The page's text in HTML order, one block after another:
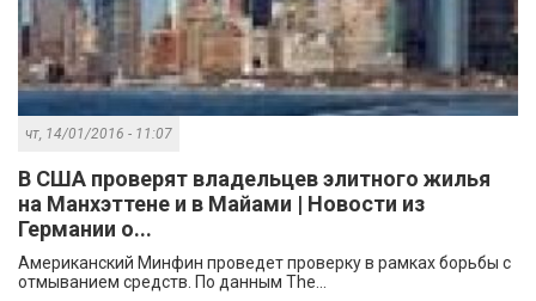
чт, 14/01/2016 - 11:07
В США проверят владельцев элитного жилья
на Манхэттене и в Майами | Новости из
Германии о...
Американский Минфин проведет проверку в рамках борьбы с
отмыванием средств. По данным The...